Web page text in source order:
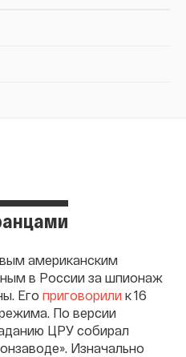
американским
в России за шпионаж
Его приговорили к 16
По версии
ЦРУ собирал
Изначально